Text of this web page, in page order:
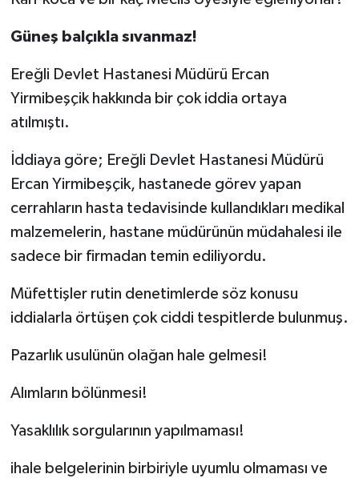
Güneş balçıkla sıvanmaz!
Ereğli Devlet Hastanesi Müdürü Ercan
Yirmibeşçik hakkında bir çok iddia ortaya
atılmıştı.
İddiaya göre; Ereğli Devlet Hastanesi Müdürü
Ercan Yirmibeşçik, hastanede görev yapan
cerrahların hasta tedavisinde kullandıkları medikal
malzemelerin, hastane müdürünün müdahalesi ile
sadece bir firmadan temin ediliyordu.
Müfettişler rutin denetimlerde söz konusu
iddialarla örtüşen çok ciddi tespitlerde bulunmuş.
Pazarlık usulünün olağan hale gelmesi!
Alımların bölünmesi!
Yasaklılık sorgularının yapılmaması!
ihale belgelerinin birbiriyle uyumlu olmaması ve